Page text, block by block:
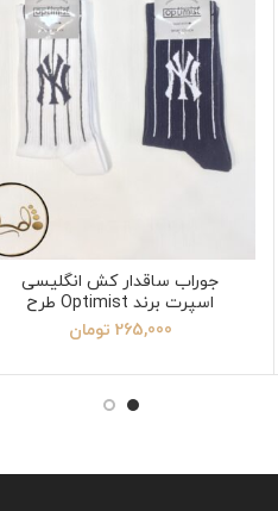
جوراب ساقدار کش انگلیسی
اسپرت برند Optimist طرح
نیویورک یانکیز
265,000 تومان